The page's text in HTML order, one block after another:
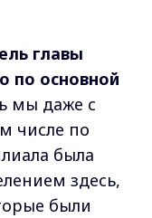
главы
по основной
мы даже с
числе по
была
здесь,
были